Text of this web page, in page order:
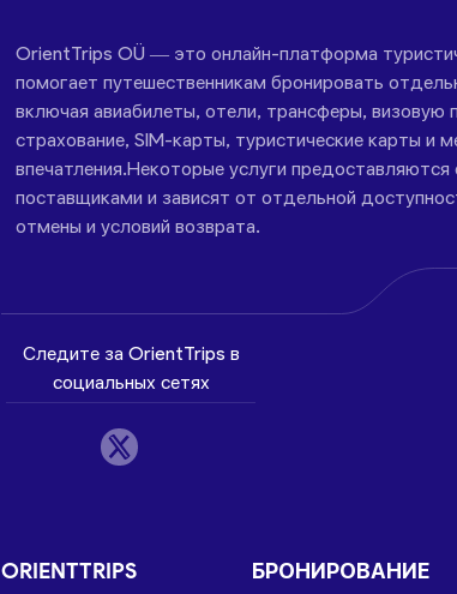
OrientTrips OÜ — это онлайн-платформа
помогает путешественникам бронировать
включая авиабилеты, отели, трансферы, визовую
страхование, SIM-карты, туристические карты и
впечатления.Некоторые услуги предоставляются
поставщиками и зависят от отдельной
отмены и условий возврата.
Следите за OrientTrips в
социальных сетях
ORIENTTRIPS БРОНИРОВАНИЕ